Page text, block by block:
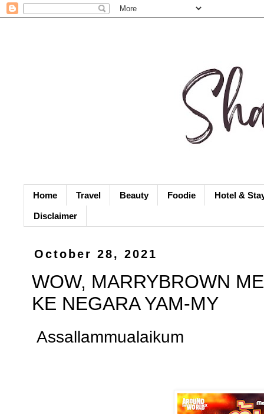
Home Travel Beauty Foodie Hotel &
Disclaimer
October 28, 2021
WOW, MARRYBROWN
KE NEGARA YAM-MY
Assallammualaikum